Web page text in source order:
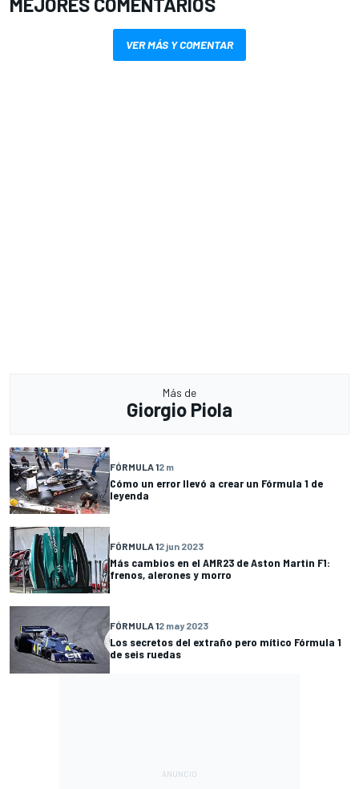
VER MÁS Y COMENTAR
Más de
Giorgio Piola
FÓRMULA 12 m
Cómo un error llevó a crear un Fórmula 1 de
leyenda
FÓRMULA 12 jun 2023
Más cambios en el AMR23 de Aston Martin F1:
frenos, alerones y morro
FÓRMULA 12 may 2023
Los secretos del extraño pero mítico Fórmula 1
de seis ruedas